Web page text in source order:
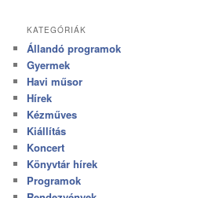
KATEGÓRIÁK
Állandó programok
Gyermek
Havi műsor
Hírek
Kézműves
Kiállítás
Koncert
Könyvtár hírek
Programok